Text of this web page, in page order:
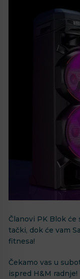
Članovi PK Blok
tački, dok će vam
fitnesa!
Čekamo vas u
ispred H&M radnje!